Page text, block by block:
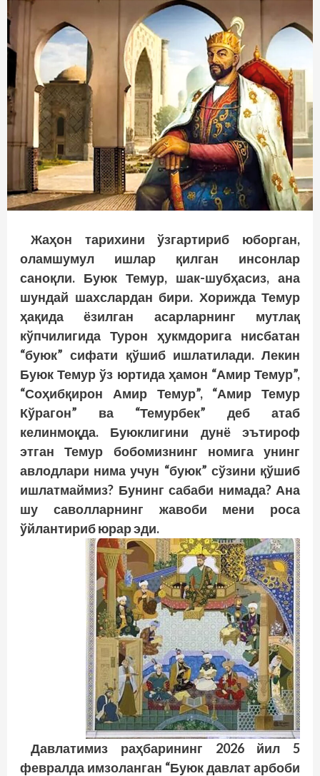
Жаҳон тарихини ўзгартириб юборган,
оламшумул ишлар қилган инсонлар
саноқли. Буюк Темур, шак-шубҳасиз, ана
шундай шахслардан бири. Хорижда Темур
ҳақида ёзилган асарларнинг мутлақ
кўпчилигида Турон ҳукмдорига нисбатан
“буюк” сифати қўшиб ишлатилади. Лекин
Буюк Темур ўз юртида ҳамон “Амир Темур”,
“Соҳибқирон Амир Темур”, “Амир Темур
Кўрагон” ва “Темурбек” деб атаб
келинмоқда. Буюклигини дунё эътироф
этган Темур бобомизнинг номига унинг
авлодлари нима учун “буюк” сўзини қўшиб
ишлатмаймиз? Бунинг сабаби нимада? Ана
шу саволларнинг жавоби мени роса
ўйлантириб юрар эди.
Давлатимиз раҳбарининг 2026 йил 5
февралда имзоланган “Буюк давлат арбоби